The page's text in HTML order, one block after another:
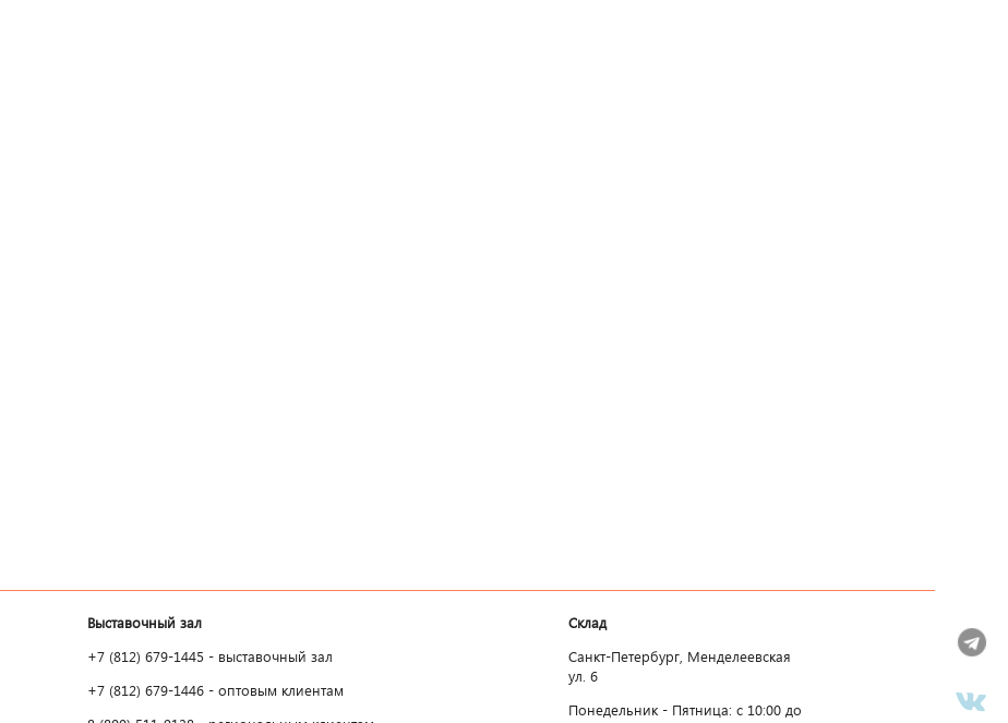
Выставочный зал
+7 (812) 679-1445 - выставочный зал
+7 (812) 679-1446 - оптовым клиентам
Склад
Санкт-Петербург, Менделеевская
ул. 6
Понедельник - Пятница: c 10:00 до